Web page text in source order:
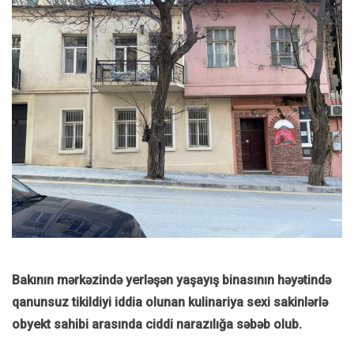
Bakının mərkəzində yerləşən yaşayış binasının həyətində
qanunsuz tikildiyi iddia olunan kulinariya sexi sakinlərlə
obyekt sahibi arasında ciddi narazılığa səbəb olub.